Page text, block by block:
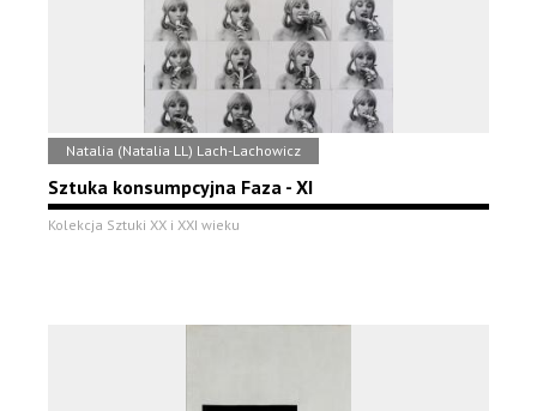
Natalia (Natalia LL) Lach-Lachowicz
Sztuka konsumpcyjna Faza - XI
Kolekcja Sztuki XX i XXI wieku